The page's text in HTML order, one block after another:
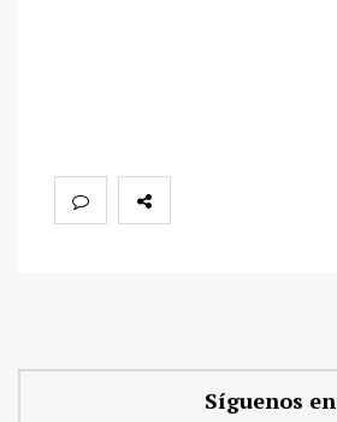
Síguenos en